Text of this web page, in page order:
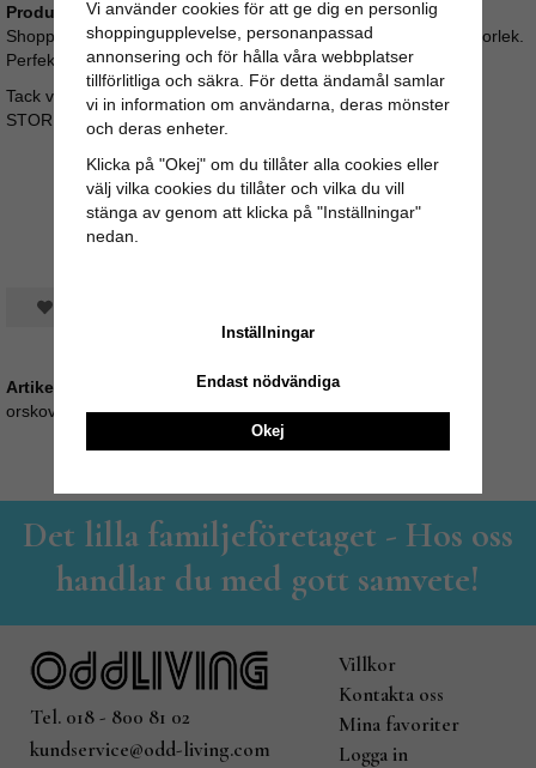
Produktbeskrivning:
Shoppingkasse i 100% bomull. Snygg shoppingpåse i smidig storlek.
Perfekt som extra väska, på stranden eller när du ska handla.
Tack vare nätet blir påsen stretchig och blir väldigt rymlig.
STORLEK: B: 30cm H: 75cm
Spara som favorit
Artikelnummer:
orskov35_530208
Det lilla familjeföretaget - Hos oss
handlar du med gott samvete!
Tel. 018 - 800 81 02
kundservice@odd-living.com
Villkor
Kontakta oss
Mina favoriter
Logga in
Vi använder cookies för att ge dig en personlig
shoppingupplevelse, personanpassad
annonsering och för hålla våra webbplatser
tillförlitliga och säkra. För detta ändamål samlar
vi in information om användarna, deras mönster
och deras enheter.
Klicka på "Okej" om du tillåter alla cookies eller
välj vilka cookies du tillåter och vilka du vill
stänga av genom att klicka på "Inställningar"
nedan.
Inställningar
Endast nödvändiga
Okej